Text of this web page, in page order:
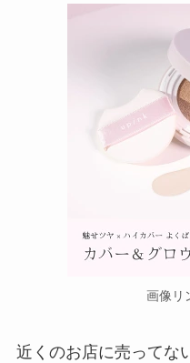
画像リ
近くのお店に売ってな